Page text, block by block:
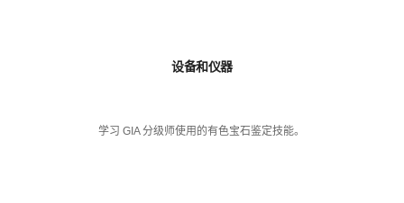
设备和仪器
学习 GIA 分级师使用的有色宝石鉴定技能。